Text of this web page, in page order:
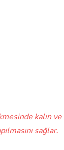
kalın ve
sağlar.